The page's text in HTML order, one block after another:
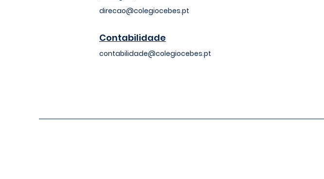
direcao@colegiocebes.pt
Contabilidade
contabilidade@colegiocebes.pt